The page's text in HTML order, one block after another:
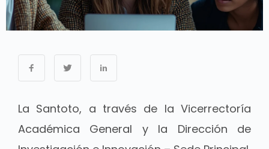
La Santoto, a través de la Vicerrectoría
Académica General y la Dirección de